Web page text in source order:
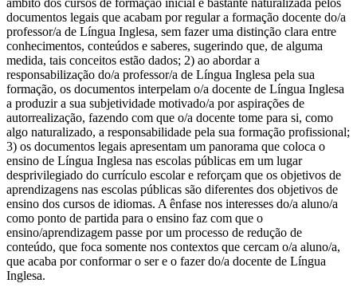
âmbito dos cursos de formação inicial é bastante naturalizada pelos
documentos legais que acabam por regular a formação docente do/a
professor/a de Língua Inglesa, sem fazer uma distinção clara entre
conhecimentos, conteúdos e saberes, sugerindo que, de alguma
medida, tais conceitos estão dados; 2) ao abordar a
responsabilização do/a professor/a de Língua Inglesa pela sua
formação, os documentos interpelam o/a docente de Língua Inglesa
a produzir a sua subjetividade motivado/a por aspirações de
autorrealização, fazendo com que o/a docente tome para si, como
algo naturalizado, a responsabilidade pela sua formação profissional;
3) os documentos legais apresentam um panorama que coloca o
ensino de Língua Inglesa nas escolas públicas em um lugar
desprivilegiado do currículo escolar e reforçam que os objetivos de
aprendizagens nas escolas públicas são diferentes dos objetivos de
ensino dos cursos de idiomas. A ênfase nos interesses do/a aluno/a
como ponto de partida para o ensino faz com que o
ensino/aprendizagem passe por um processo de redução de
conteúdo, que foca somente nos contextos que cercam o/a aluno/a,
que acaba por conformar o ser e o fazer do/a docente de Língua
Inglesa.